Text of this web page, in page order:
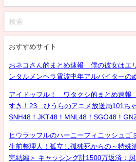
おすすめサイト
おネコさん的まとめ速報 僕の彼女はエ
ンタルメンヘラ電波中年アルバイターの
アイドッフル！ ワタクシ的まとめ速報
すき！23 ひうらのアニメ放送局101ち
SNH48！JKT48！MNL48！SGO48！
ヒウラッフルのハーニーフィニッシュゴ
生前整理人！孤立し孤独死からの～特殊
完結編＞ キャッシング計1500万返済：